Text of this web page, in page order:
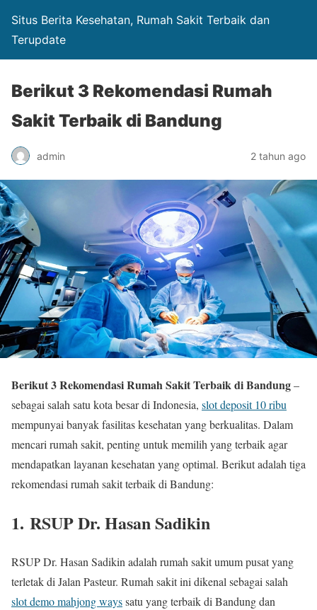
Situs Berita Kesehatan, Rumah Sakit Terbaik dan
Terupdate
Berikut 3 Rekomendasi Rumah
Sakit Terbaik di Bandung
admin 2 tahun ago
Berikut 3 Rekomendasi Rumah Sakit Terbaik di Bandung–
sebagai salah satu kota besar di Indonesia, slot deposit 10 ribu
mempunyai banyak fasilitas kesehatan yang berkualitas. Dalam
mencari rumah sakit, penting untuk memilih yang terbaik agar
mendapatkan layanan kesehatan yang optimal. Berikut adalah tiga
rekomendasi rumah sakit terbaik di Bandung:
1. RSUP Dr. Hasan Sadikin
RSUP Dr. Hasan Sadikin adalah rumah sakit umum pusat yang
terletak di Jalan Pasteur. Rumah sakit ini dikenal sebagai salah
slot demo mahjong wayssatu yang terbaik di Bandung dan